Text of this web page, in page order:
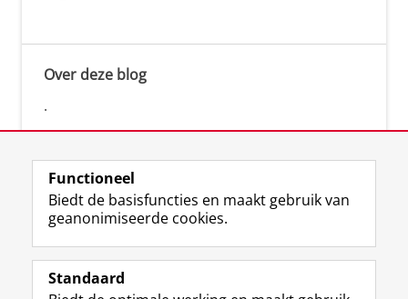
Over deze blog
.
Volg de RUG
F
a
L
i
R
S
I
n
Y
o
Functioneel
Biedt de basisfuncties en maakt gebruik van
geanonimiseerde cookies.
Standaard